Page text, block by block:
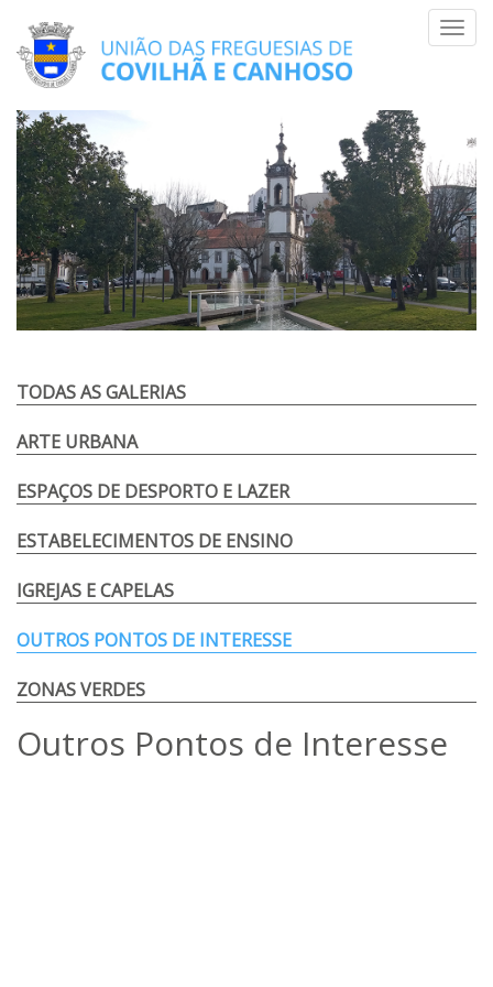
content
TODAS AS GALERIAS
ARTE URBANA
ESPAÇOS DE DESPORTO E LAZER
ESTABELECIMENTOS DE ENSINO
IGREJAS E CAPELAS
OUTROS PONTOS DE INTERESSE
ZONAS VERDES
Outros Pontos de Interesse